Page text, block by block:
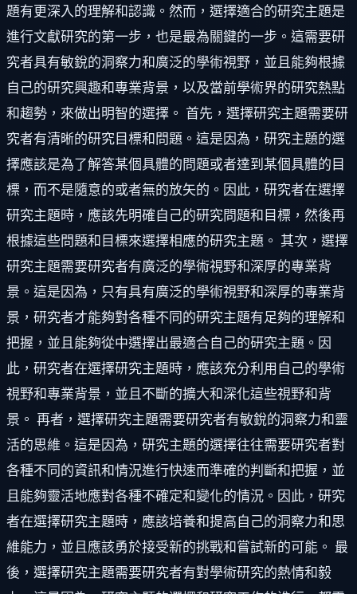
題有更深入的理解和認識。然而，選擇適合的研究主題是
進行文獻研究的第一步，也是最為關鍵的一步。這需要研
究者具有敏銳的洞察力和廣泛的學術視野，並且能夠根據
自己的研究興趣和專業背景，以及當前學術界的研究熱點
和趨勢，來做出明智的選擇。 首先，選擇研究主題需要研
究者有清晰的研究目標和問題。這是因為，研究主題的選
擇應該是為了解答某個具體的問題或者達到某個具體的目
標，而不是隨意的或者無的放矢的。因此，研究者在選擇
研究主題時，應該先明確自己的研究問題和目標，然後再
根據這些問題和目標來選擇相應的研究主題。 其次，選擇
研究主題需要研究者有廣泛的學術視野和深厚的專業背
景。這是因為，只有具有廣泛的學術視野和深厚的專業背
景，研究者才能夠對各種不同的研究主題有足夠的理解和
把握，並且能夠從中選擇出最適合自己的研究主題。因
此，研究者在選擇研究主題時，應該充分利用自己的學術
視野和專業背景，並且不斷的擴大和深化這些視野和背
景。 再者，選擇研究主題需要研究者有敏銳的洞察力和靈
活的思維。這是因為，研究主題的選擇往往需要研究者對
各種不同的資訊和情況進行快速而準確的判斷和把握，並
且能夠靈活地應對各種不確定和變化的情況。因此，研究
者在選擇研究主題時，應該培養和提高自己的洞察力和思
維能力，並且應該勇於接受新的挑戰和嘗試新的可能。 最
後，選擇研究主題需要研究者有對學術研究的熱情和毅